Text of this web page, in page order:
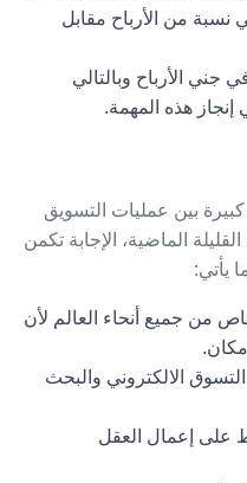
من الأرباح مقابل
الأرباح وبالتالي
هذه المهمة.
بين عمليات التسويق
الماضية، الإجابة تكمن
يأتي:
من جميع أنحاء العالم لأن
الالكتروني والبحث
على إعمال العقل